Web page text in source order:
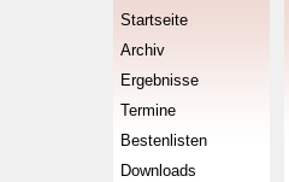
Startseite
Archiv
Ergebnisse
Termine
Bestenlisten
Downloads